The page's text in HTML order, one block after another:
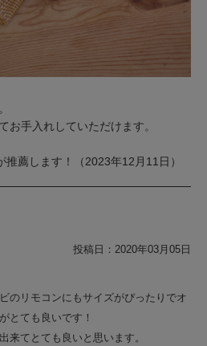
お手入れしていただけます。
推薦します！（2023年12月11日）
投稿日： 2020年03月05日
のリモコンにもサイズがぴったりでオ
とても良いです！
来てとても良いと思います。